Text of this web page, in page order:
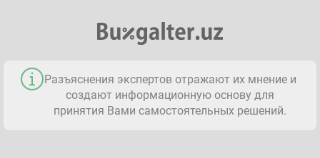
Разъяснения экспертов отражают их мнение и
создают информационную основу для
принятия Вами самостоятельных решений.